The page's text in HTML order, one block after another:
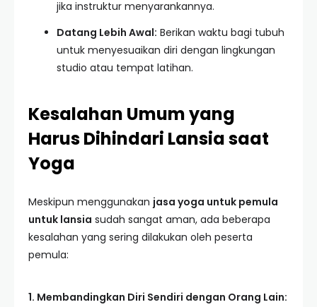
jika instruktur menyarankannya.
Datang Lebih Awal: Berikan waktu bagi tubuh
untuk menyesuaikan diri dengan lingkungan
studio atau tempat latihan.
Kesalahan Umum yang
Harus Dihindari Lansia saat
Yoga
Meskipun menggunakan jasa yoga untuk pemula
untuk lansia sudah sangat aman, ada beberapa
kesalahan yang sering dilakukan oleh peserta
pemula:
1. Membandingkan Diri Sendiri dengan Orang Lain: